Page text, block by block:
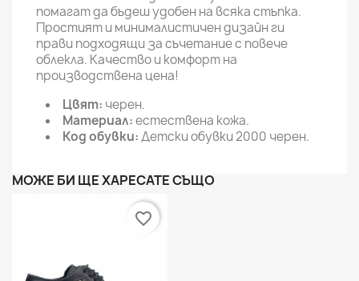
помагат да бъдеш удобен на всяка стъпка.
Простият и минималистичен дизайн ги
прави подходящи за съчетание с повече
облекла. Качество и комфорт на
производствена цена!
Цвят: черен.
Материал:естествена кожа.
Код обувки:Детски обувки 2000 черен.
МОЖЕ БИ ЩЕ ХАРЕСАТЕ СЪЩО
favorite_border